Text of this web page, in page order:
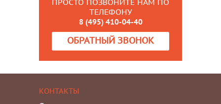
ПРОСТО ПОЗВОНИТЕ НАМ ПО
ТЕЛЕФОНУ
8 (495) 410-04-40
ОБРАТНЫЙ ЗВОНОК
КОНТАКТЫ